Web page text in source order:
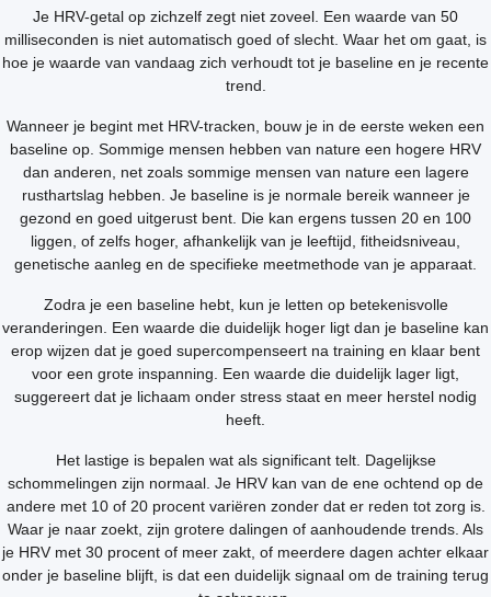
Je HRV-getal op zichzelf zegt niet zoveel. Een waarde van 50
milliseconden is niet automatisch goed of slecht. Waar het om gaat, is
hoe je waarde van vandaag zich verhoudt tot je baseline en je recente
trend.
Wanneer je begint met HRV-tracken, bouw je in de eerste weken een
baseline op. Sommige mensen hebben van nature een hogere HRV
dan anderen, net zoals sommige mensen van nature een lagere
rusthartslag hebben. Je baseline is je normale bereik wanneer je
gezond en goed uitgerust bent. Die kan ergens tussen 20 en 100
liggen, of zelfs hoger, afhankelijk van je leeftijd, fitheidsniveau,
genetische aanleg en de specifieke meetmethode van je apparaat.
Zodra je een baseline hebt, kun je letten op betekenisvolle
veranderingen. Een waarde die duidelijk hoger ligt dan je baseline kan
erop wijzen dat je goed supercompenseert na training en klaar bent
voor een grote inspanning. Een waarde die duidelijk lager ligt,
suggereert dat je lichaam onder stress staat en meer herstel nodig
heeft.
Het lastige is bepalen wat als significant telt. Dagelijkse
schommelingen zijn normaal. Je HRV kan van de ene ochtend op de
andere met 10 of 20 procent variëren zonder dat er reden tot zorg is.
Waar je naar zoekt, zijn grotere dalingen of aanhoudende trends. Als
je HRV met 30 procent of meer zakt, of meerdere dagen achter elkaar
onder je baseline blijft, is dat een duidelijk signaal om de training terug